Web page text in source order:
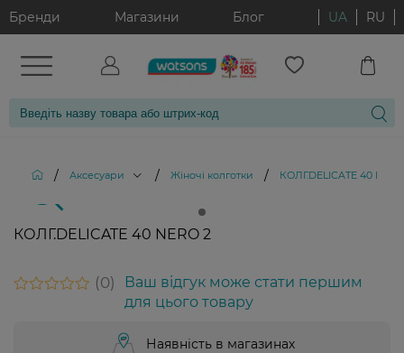
Бренди Магазини Блог UA RU
/ Аксесуари / Жіночі колготки / КОЛГ.DELICATE 40
КОЛГ.DELICATE 40 NERO 2
0
Ваш відгук може стати першим
для цього товару
Наявність в магазинах